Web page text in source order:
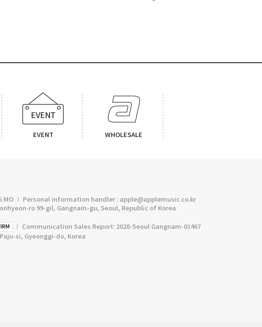
EVENT WHOLESALE
MO ㅣ Personal information handler : apple@applemusic.co.kr
ro 99-gil, Gangnam-gu, Seoul, Republic of Korea
ㅣ Communication Sales Report: 2020-Seoul Gangnam-01467
si, Gyeonggi-do, Korea